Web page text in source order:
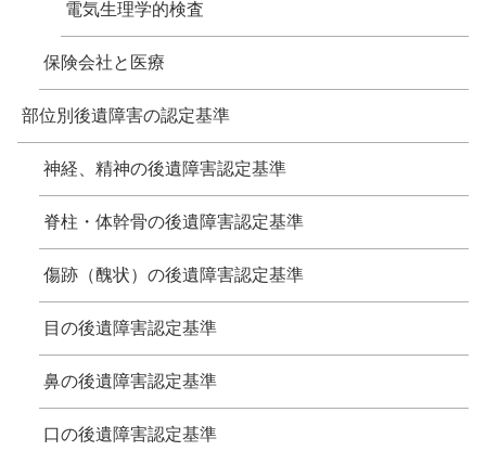
電気生理学的検査
保険会社と医療
部位別後遺障害の認定基準
神経、精神の後遺障害認定基準
脊柱・体幹骨の後遺障害認定基準
傷跡（醜状）の後遺障害認定基準
目の後遺障害認定基準
鼻の後遺障害認定基準
口の後遺障害認定基準